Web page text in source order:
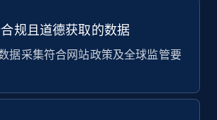
规且道德获取的数据
据采集符合网站政策及全球监管要